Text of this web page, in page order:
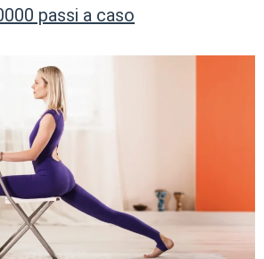
passi a caso